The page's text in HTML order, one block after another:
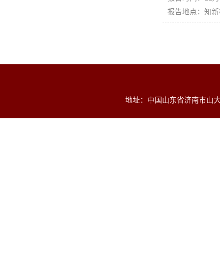
报告地点：知
地址：中国山东省济南市山